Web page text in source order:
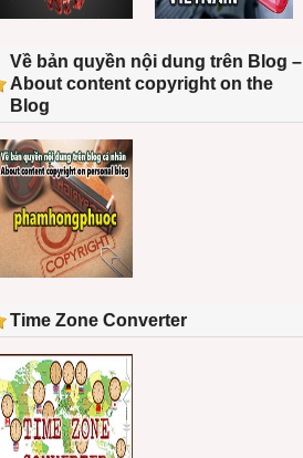
Về bản quyền nội dung trên Blog –
About content copyright on the
Blog
Time Zone Converter